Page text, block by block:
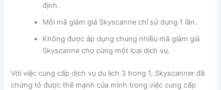
định.
Mỗi mã giảm giá Skyscanne chỉ sử dụng 1 lần.
Không được áp dụng chung nhiều mã giảm giá
Skyscanne cho cùng một loại dịch vụ.
Với việc cung cấp dịch vụ du lịch 3 trong 1, Skyscanner đã
chứng tỏ được thế mạnh của mình trong việc cung cấp